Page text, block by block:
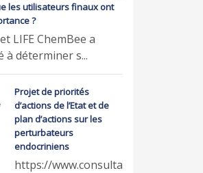
les utilisateurs finaux ont
?
LIFE ChemBee a
à déterminer s...
Projet de priorités
d’actions de l’Etat et de
plan d’actions sur les
perturbateurs
endocriniens
https://www.consultations-